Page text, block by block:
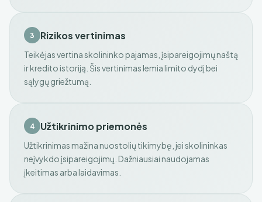
3 Rizikos vertinimas
Teikėjas vertina skolininko pajamas, įsipareigojimų naštą
ir kredito istoriją. Šis vertinimas lemia limito dydį bei
sąlygų griežtumą.
4 Užtikrinimo priemonės
Užtikrinimas mažina nuostolių tikimybę, jei skolininkas
neįvykdo įsipareigojimų. Dažniausiai naudojamas
įkeitimas arba laidavimas.